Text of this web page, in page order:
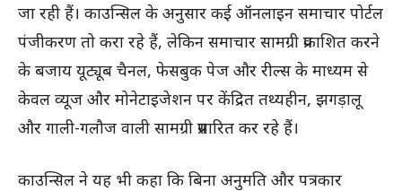
जा रही हैं। काउन्सिल के अनुसार कई ऑनलाइन समाचार पोर्टल
पंजीकरण तो करा रहे हैं, लेकिन समाचार सामग्री प्रकाशित करने
के बजाय यूट्यूब चैनल, फेसबुक पेज और रील्स के माध्यम से
केवल व्यूज और मोनेटाइजेशन पर केंद्रित तथ्यहीन, झगड़ालू
और गाली-गलौज वाली सामग्री प्रसारित कर रहे हैं।
काउन्सिल ने यह भी कहा कि बिना अनुमति और पत्रकार